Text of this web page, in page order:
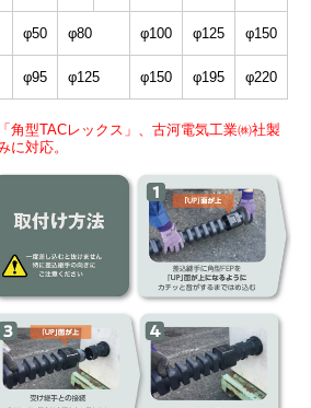
φ50 φ80 φ100 φ125 φ150
φ95 φ125 φ150 φ195 φ220
角型TACレックス」、古河電気工業㈱社製
に対応。